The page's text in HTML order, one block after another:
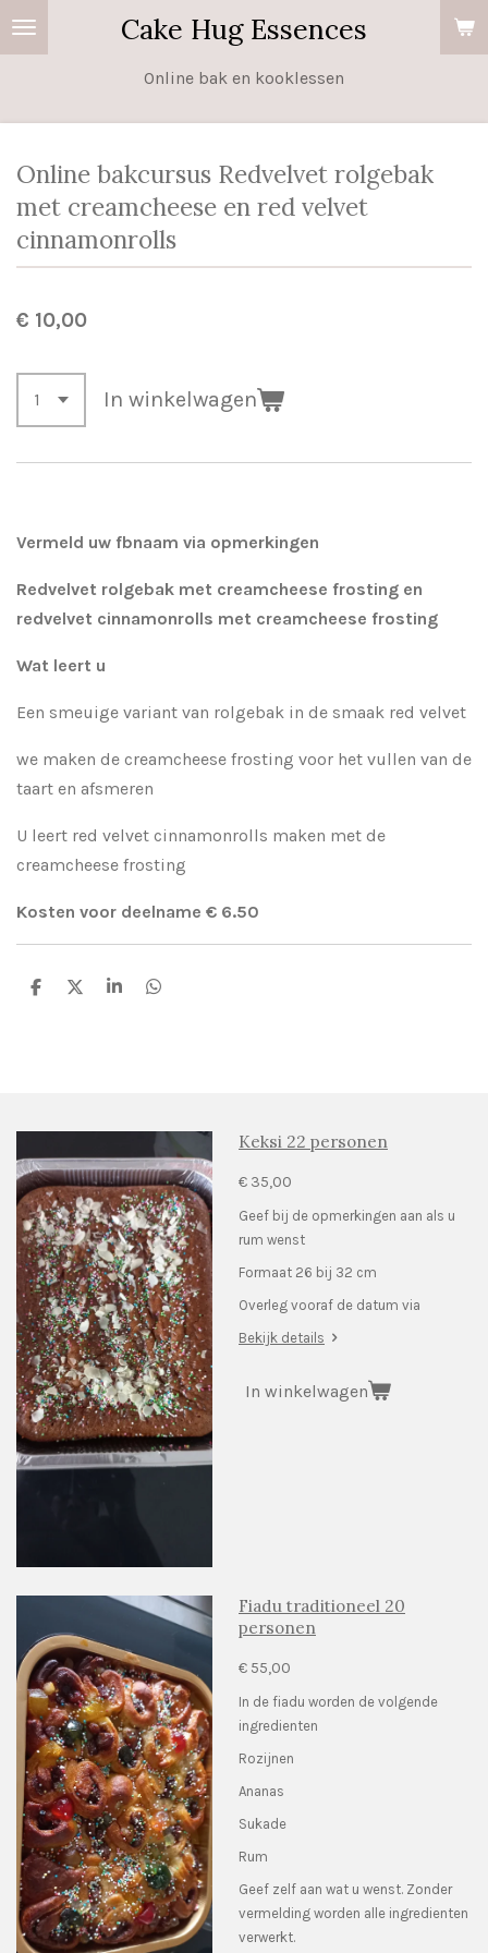
Ga
direct
Cake Hug Essences
Online bak en kooklessen
Online bakcursus Redvelvet rolgebak
met creamcheese en red velvet
cinnamonrolls
€ 10,00
In winkelwagen
Vermeld uw fbnaam via opmerkingen
Redvelvet rolgebak met creamcheese frosting en
redvelvet cinnamonrolls met creamcheese frosting
Wat leert u
Een smeuige variant van rolgebak in de smaak red velvet
we maken de creamcheese frosting voor het vullen van de
taart en afsmeren
U leert red velvet cinnamonrolls maken met de
creamcheese frosting
Kosten voor deelname € 6.50
D
D
S
D
Keksi 22 personen
€ 35,00
Geef bij de opmerkingen aan als u
rum wenst
Formaat 26 bij 32 cm
Overleg vooraf de datum via
Bekijk details
In winkelwagen
Fiadu traditioneel 20
personen
€ 55,00
In de fiadu worden de volgende
ingredienten
Rozijnen
Ananas
Sukade
Rum
Geef zelf aan wat u wenst. Zonder
vermelding worden alle ingredienten
verwerkt.